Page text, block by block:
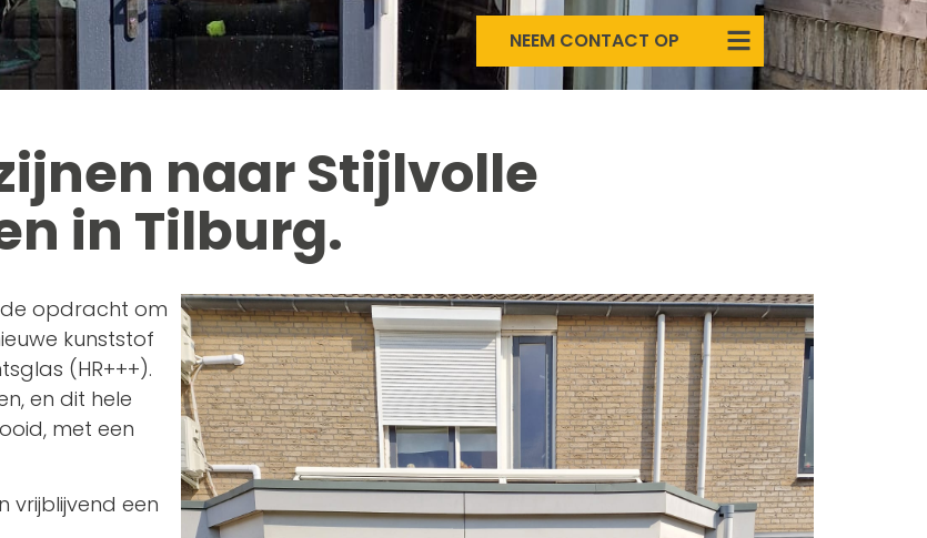
NEEM CONTACT OP
naar Stijlvolle
in Tilburg.
opdracht om
kunststof
(HR+++).
en dit hele
met een
vrijblijvend een